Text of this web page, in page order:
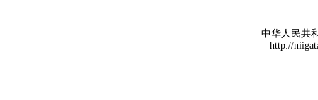
中华人民共
http://